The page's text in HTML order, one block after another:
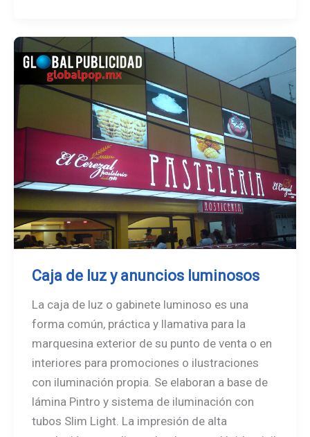
Caja de luz y anuncios luminosos
La caja de luz o gabinete luminoso es una
forma común, práctica y llamativa para la
marquesina exterior de su punto de venta o en
interiores para promociones o ilustraciones
con iluminación propia. Se elaboran a base de
lámina Pintro y sistema de iluminación con
tubos Slim Light. La impresión de alta